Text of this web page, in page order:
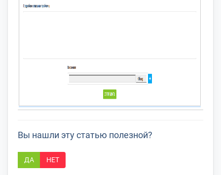
Вы нашли эту статью полезной?
ДА НЕТ